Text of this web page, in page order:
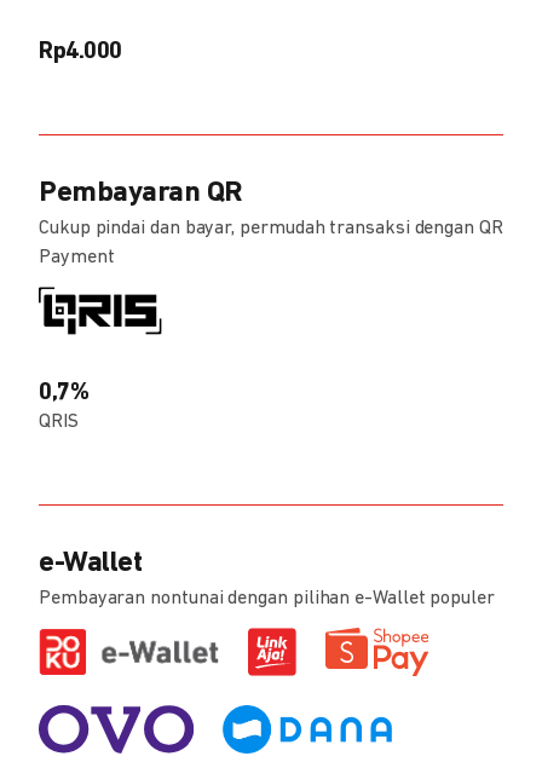
Rp4.000
Pembayaran QR
Cukup pindai dan bayar, permudah transaksi dengan QR
Payment
0,7%
QRIS
e-Wallet
Pembayaran nontunai dengan pilihan e-Wallet populer